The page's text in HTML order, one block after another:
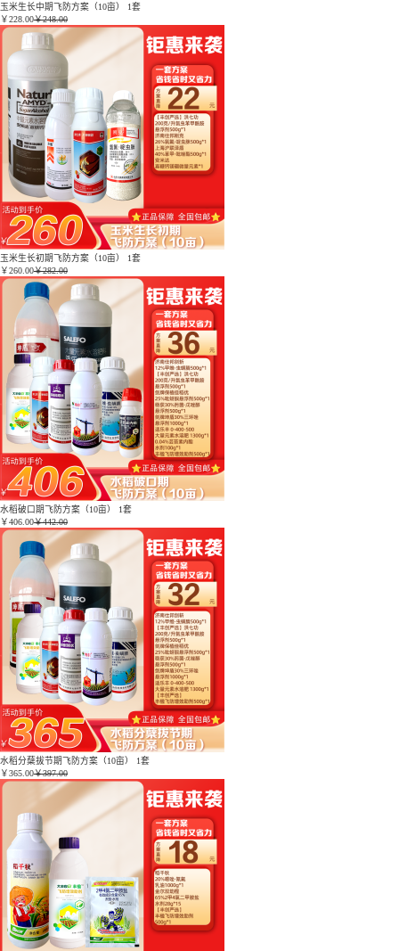
玉米生长中期飞防方案（10亩） 1套
￥228.00￥248.00
玉米生长初期飞防方案（10亩） 1套
￥260.00￥282.00
水稻破口期飞防方案（10亩） 1套
￥406.00￥442.00
水稻分蘖拔节期飞防方案（10亩） 1套
￥365.00￥397.00